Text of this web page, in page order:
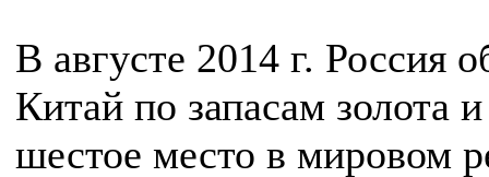
В августе 2014 г. Россия
Китай по запасам золота и
шестое место в мировом